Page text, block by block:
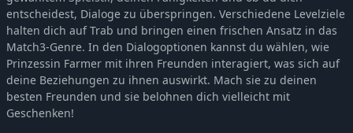
entscheidest, Dialoge zu überspringen. Verschiedene Levelziele
halten dich auf Trab und bringen einen frischen Ansatz in das
Match3-Genre. In den Dialogoptionen kannst du wählen, wie
Prinzessin Farmer mit ihren Freunden interagiert, was sich auf
deine Beziehungen zu ihnen auswirkt. Mach sie zu deinen
besten Freunden und sie belohnen dich vielleicht mit
Geschenken!